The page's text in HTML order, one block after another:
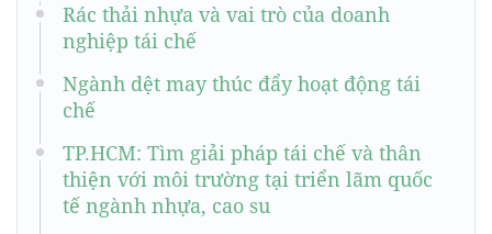
Rác thải nhựa và vai trò của doanh
nghiệp tái chế
Ngành dệt may thúc đẩy hoạt động tái
chế
TP.HCM: Tìm giải pháp tái chế và thân
thiện với môi trường tại triển lãm quốc
tế ngành nhựa, cao su